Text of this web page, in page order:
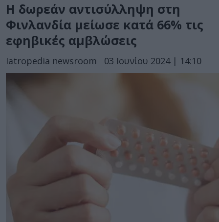
Η δωρεάν αντισύλληψη στη
Φινλανδία μείωσε κατά 66% τις
εφηβικές αμβλώσεις
Iatropedia newsroom 03 Ιουνίου 2024 | 14:10